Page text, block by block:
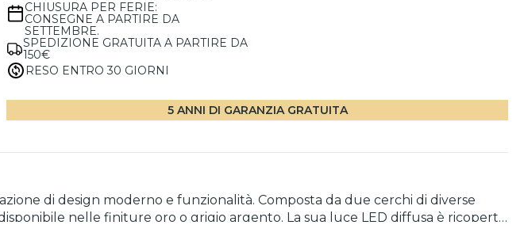
CHIUSURA PER FERIE:
CONSEGNE A PARTIRE DA
SETTEMBRE.
SPEDIZIONE GRATUITA A PARTIRE DA
150€
RESO ENTRO 30 GIORNI
5 ANNI DI GARANZIA GRATUITA
di design moderno e funzionalità. Composta da due cerchi di diverse
nelle finiture oro o grigio argento. La sua luce LED diffusa è ricoperta
uniforme e morbida. Grazie alla sua versatilità, questa applique può